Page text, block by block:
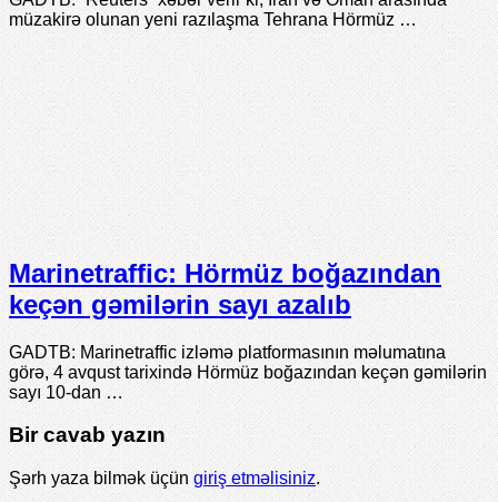
müzakirə olunan yeni razılaşma Tehrana Hörmüz …
Marinetraffic: Hörmüz boğazından
keçən gəmilərin sayı azalıb
GADTB: Marinetraffic izləmə platformasının məlumatına
görə, 4 avqust tarixində Hörmüz boğazından keçən gəmilərin
sayı 10-dan …
Bir cavab yazın
Şərh yaza bilmək üçün giriş etməlisiniz.